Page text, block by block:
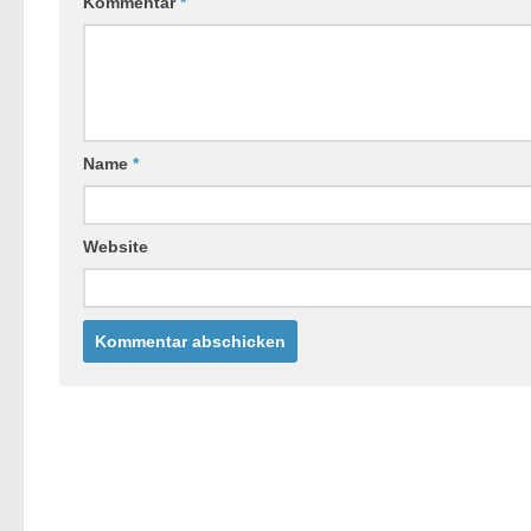
Name *
Website